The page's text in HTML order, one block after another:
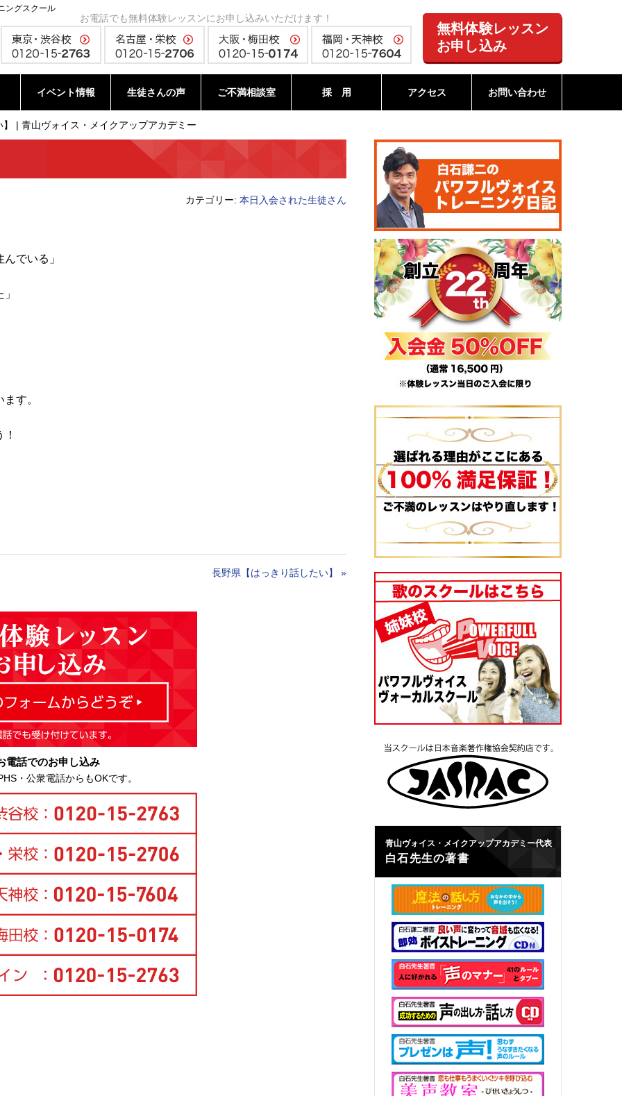
ングスクール
お電話でも無料体験レッスンにお申し込みいただけます！
無料体験レッスン
お申し込み
イベント情報 生徒さんの声 ご不満相談室 採 用 アクセス お問い合わせ
| 青山ヴォイス・メイクアップアカデミー
カテゴリー: 本日入会された生徒さん
でいる」
す。
長野県【はっきり話したい】 »
電話でのお申し込み
・公衆電話からもOKです。
青山ヴォイス・メイクアップアカデミー代表
白石先生の著書